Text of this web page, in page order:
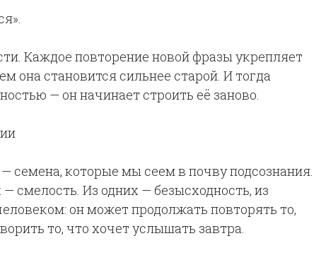
Каждое повторение новой фразы укрепляет
она становится сильнее старой. И тогда
— он начинает строить её заново.
семена, которые мы сеем в почву подсознания.
смелость. Из одних — безысходность, из
он может продолжать повторять то,
то, что хочет услышать завтра.